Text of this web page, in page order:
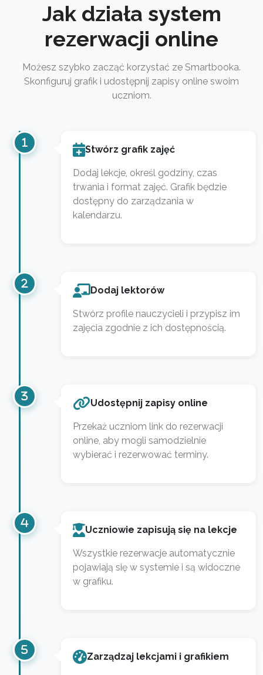
Jak działa system
rezerwacji online
Możesz szybko zacząć korzystać ze Smartbooka.
Skonfiguruj grafik i udostępnij zapisy online swoim
uczniom.
Stwórz grafik zajęć
Dodaj lekcje, określ godziny, czas
trwania i format zajęć. Grafik będzie
dostępny do zarządzania w
kalendarzu.
Dodaj lektorów
Stwórz profile nauczycieli i przypisz im
zajęcia zgodnie z ich dostępnością.
Udostępnij zapisy online
Przekaż uczniom link do rezerwacji
online, aby mogli samodzielnie
wybierać i rezerwować terminy.
Uczniowie zapisują się na lekcje
Wszystkie rezerwacje automatycznie
pojawiają się w systemie i są widoczne
w grafiku.
Zarządzaj lekcjami i grafikiem